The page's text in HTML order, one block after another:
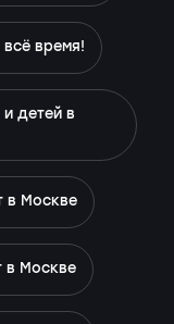
время!
детей в
в Москве
в Москве